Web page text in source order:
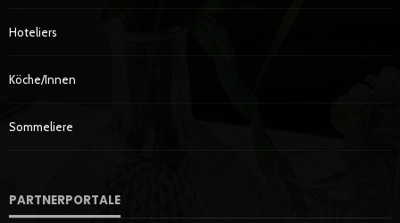
Hoteliers
Köche/innen
Sommeliere
PARTNERPORTALE